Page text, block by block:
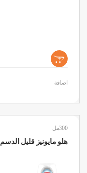
+
اضافة
300مل
هلو مايونيز قليل الدسم 300مل